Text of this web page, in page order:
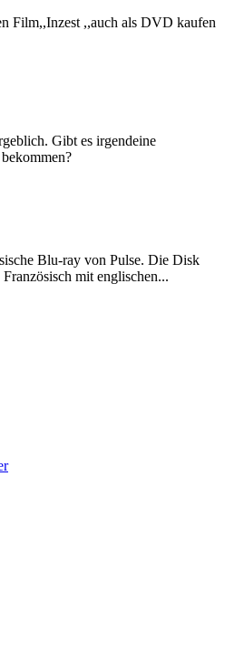
Film,,Inzest ,,auch als DVD kaufen
Gibt es irgendeine
Blu-ray von Pulse. Die Disk
mit englischen...